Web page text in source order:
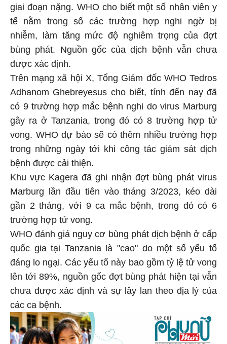
giai đoạn nặng. WHO cho biết một số nhân viên y
tế nằm trong số các trường hợp nghi ngờ bị
nhiễm, làm tăng mức độ nghiêm trọng của đợt
bùng phát. Nguồn gốc của dịch bệnh vẫn chưa
được xác định.
Trên mạng xã hội X, Tổng Giám đốc WHO Tedros
Adhanom Ghebreyesus cho biết, tính đến nay đã
có 9 trường hợp mắc bệnh nghi do virus Marburg
gây ra ở Tanzania, trong đó có 8 trường hợp tử
vong. WHO dự báo sẽ có thêm nhiều trường hợp
trong những ngày tới khi công tác giám sát dịch
bệnh được cải thiện.
Khu vực Kagera đã ghi nhận đợt bùng phát virus
Marburg lần đầu tiên vào tháng 3/2023, kéo dài
gần 2 tháng, với 9 ca mắc bệnh, trong đó có 6
trường hợp tử vong.
WHO đánh giá nguy cơ bùng phát dịch bệnh ở cấp
quốc gia tại Tanzania là "cao" do một số yếu tố
đáng lo ngại. Các yếu tố này bao gồm tỷ lệ tử vong
lên tới 89%, nguồn gốc đợt bùng phát hiện tại vẫn
chưa được xác định và sự lây lan theo địa lý của
các ca bệnh.